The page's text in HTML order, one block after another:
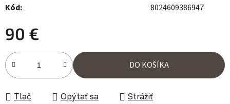
Kód: 8024609386947
90 €
Jednotková cena:
DO KOŠÍKA
Tlač Opýtať sa
Strážiť